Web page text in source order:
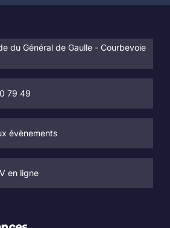
du Général de Gaulle - Courbevoie
79 49
évènements
en ligne